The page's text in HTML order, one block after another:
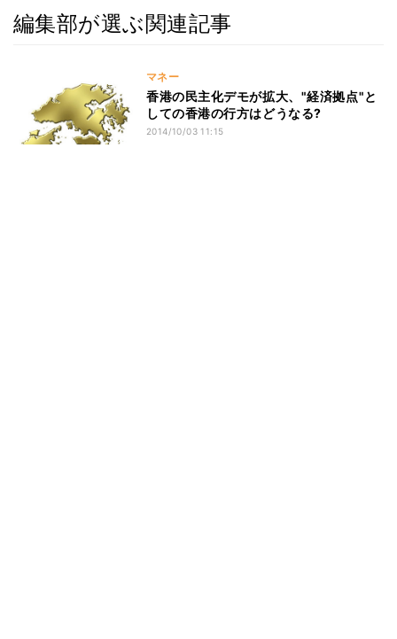
編集部が選ぶ関連記事
マネー
香港の民主化デモが拡大、"経済拠点"と
しての香港の行方はどうなる?
2014/10/03 11:15